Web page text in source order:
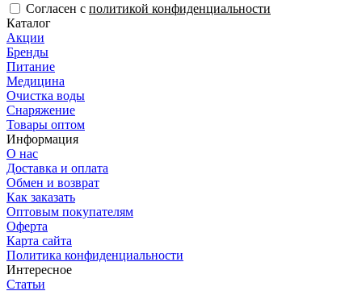
Согласен с политикой конфиденциальности
Каталог
Акции
Бренды
Питание
Медицина
Очистка воды
Снаряжение
Товары оптом
Информация
О нас
Доставка и оплата
Обмен и возврат
Как заказать
Оптовым покупателям
Оферта
Карта сайта
Политика конфиденциальности
Интересное
Статьи